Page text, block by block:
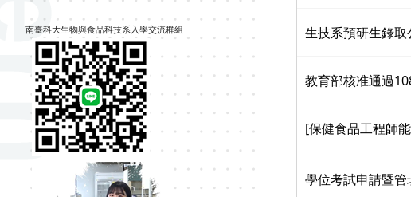
南臺科大生物與食品科技系入學交流群組 生技系預研生錄
教育部核准通過
[保健食品工程師
學位考試申請暨